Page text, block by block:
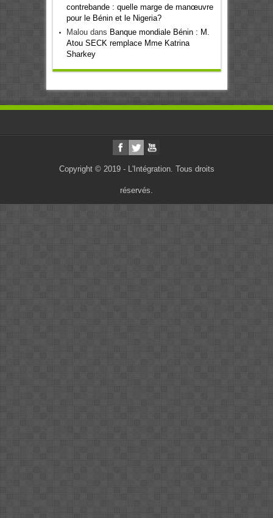
contrebande : quelle marge de manœuvre
pour le Bénin et le Nigeria?
Maloudans Banque mondiale Bénin : M.
Atou SECK remplace Mme Katrina
Sharkey
Copyright © 2019 - L'Intégration. Tous droits
réservés.